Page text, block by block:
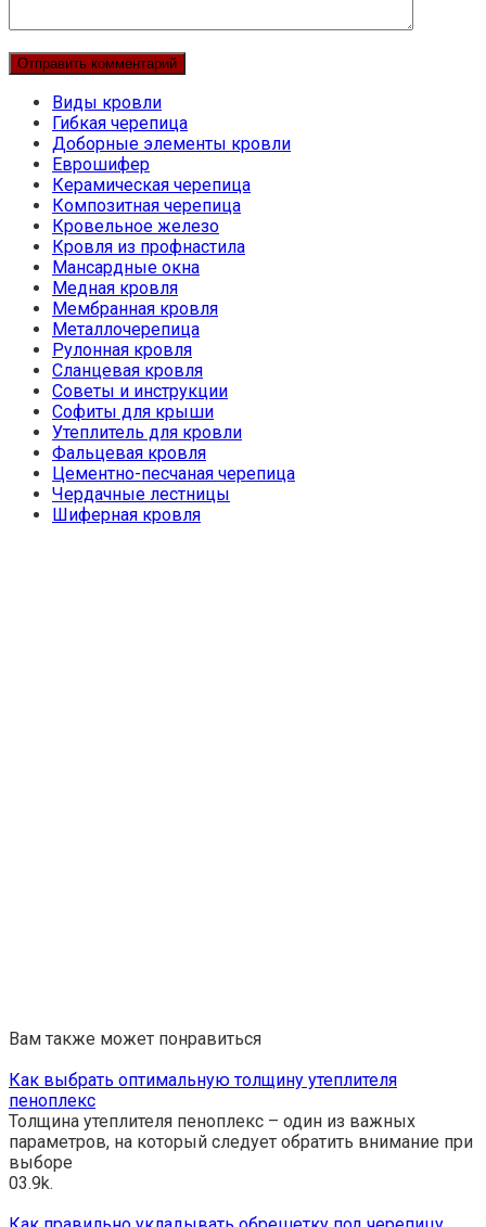
Виды кровли
Гибкая черепица
Доборные элементы кровли
Еврошифер
Керамическая черепица
Композитная черепица
Кровельное железо
Кровля из профнастила
Мансардные окна
Медная кровля
Мембранная кровля
Металлочерепица
Рулонная кровля
Сланцевая кровля
Советы и инструкции
Софиты для крыши
Утеплитель для кровли
Фальцевая кровля
Цементно-песчаная черепица
Чердачные лестницы
Шиферная кровля
Вам также может понравиться
Как выбрать оптимальную толщину утеплителя
пеноплекс
Толщина утеплителя пеноплекс – один из важных
параметров, на который следует обратить внимание при
выборе
03.9k.